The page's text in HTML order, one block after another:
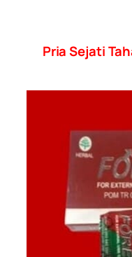
Pria Sejati